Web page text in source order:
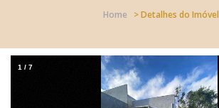
Home > Detalhes do Imóvel
1 / 7